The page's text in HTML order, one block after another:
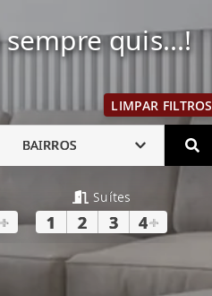
quis...!
LIMPAR FILTROS
BAIRROS
+
Suítes
1 2 3 4+